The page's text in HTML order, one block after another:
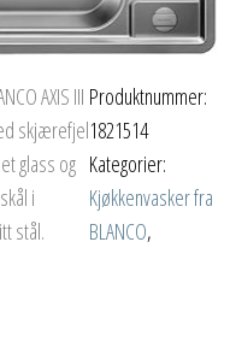
Produktnummer:
1821514
Kategorier:
Kjøkkenvasker fra
BLANCO,